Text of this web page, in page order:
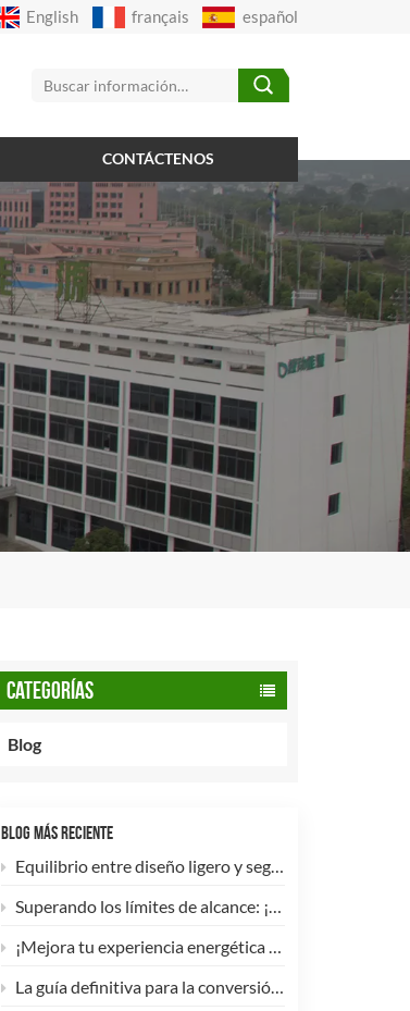
English français español
CONTÁCTENOS
CATEGORÍAS
Blog
BLOG MÁS RECIENTE
Equilibrio entre diseño ligero y seguridad: cómo los cilindros de GNC tipo 2 de 90 litros potencian las flotas comerciales.
Superando los límites de alcance: ¡Los cilindros de hidrógeno para UAV tipo 4 ya están disponibles para personalización de alta eficiencia!
¡Mejora tu experiencia energética con nuestra bombona de GLP compuesta de 5 kg! 🚀✨
La guía definitiva para la conversión de camiones pesados ​​a GNC: Por qué este cilindro de GNC tipo 1 de 200 litros supone un cambio radical para la reducción de costes de la flota.